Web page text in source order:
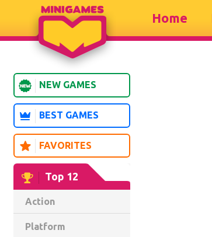
Home
NEW GAMES
BEST GAMES
FAVORITES
Top 12
Action
Platform